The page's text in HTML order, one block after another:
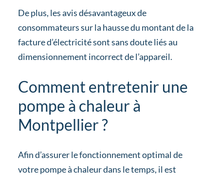
De plus, les avis désavantageux de
consommateurs sur la hausse du montant de la
facture d’électricité sont sans doute liés au
dimensionnement incorrect de l’appareil.
Comment entretenir une
pompe à chaleur à
Montpellier ?
Afin d’assurer le fonctionnement optimal de
votre pompe à chaleur dans le temps, il est